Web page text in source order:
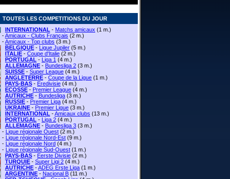
TOUTES LES COMPETITIONS DU JOUR
INTERNATIONAL - Matchs amicaux (1 m.)
-Amicaux - Clubs Français (2 m.)
-Amicaux - Top clubs (3 m.)
BELGIQUE - Ligue Jupiler (5 m.)
ITALIE - Coupe d'Italie (2 m.)
PORTUGAL - Liga 1 (4 m.)
ALLEMAGNE - Bundesliga 2 (3 m.)
SUISSE - Super League (4 m.)
ANGLETERRE - Coupe de la Ligue (1 m.)
PAYS-BAS - Eredivisie (4 m.)
ECOSSE - Premier League (4 m.)
AUTRICHE - Bundesliga (3 m.)
RUSSIE - Premier Liga (4 m.)
UKRAINE - Premier Ligue (3 m.)
INTERNATIONAL -Amicaux clubs (13 m.)
PORTUGAL - Liga 2 (4 m.)
ALLEMAGNE - Bundesliga 3 (3 m.)
- Ligue régionale Ouest (2 m.)
- Ligue régionale Nord-Est (9 m.)
- Ligue régionale Nord (4 m.)
- Ligue régionale Sud-Ouest (1 m.)
PAYS-BAS - Eerste Divisie (2 m.)
TURQUIE - Super Ligi 2 (4 m.)
AUTRICHE -ADEG Erste Liga (1 m.)
ARGENTINE - Nacional B (11 m.)